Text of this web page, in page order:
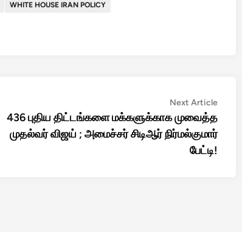
WHITE HOUSE IRAN POLICY
Next ArticleNext
article:
436 புதிய திட்டங்களை மக்களுக்காக முவைத்த
முதல்வர் விஜய் ; அமைச்சர் சிடிஆர் நிர்மல்குமார்
பேட்டி!